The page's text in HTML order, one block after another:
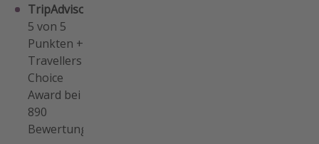
TripAdvisor
5 von 5
Punkten +
Travellers
Choice
Award bei
890
Bewertungen